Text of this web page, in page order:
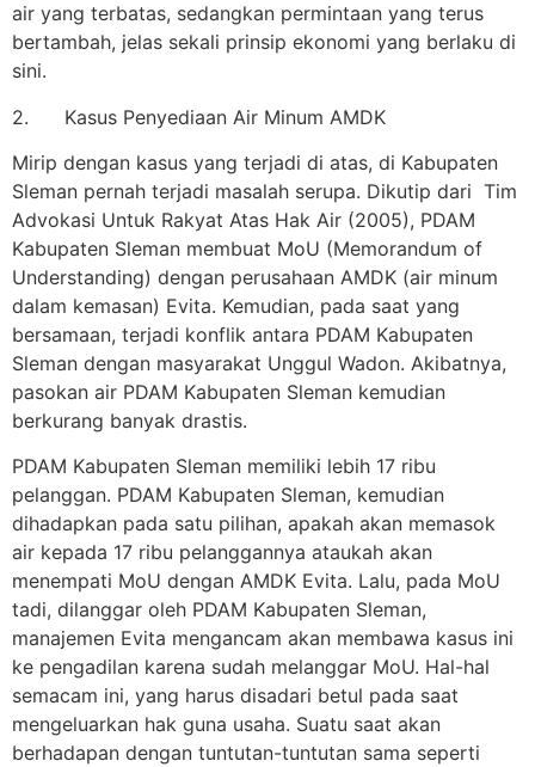
air yang terbatas, sedangkan permintaan yang terus
bertambah, jelas sekali prinsip ekonomi yang berlaku di
sini.
2. Kasus Penyediaan Air Minum AMDK
Mirip dengan kasus yang terjadi di atas, di Kabupaten
Sleman pernah terjadi masalah serupa. Dikutip dari Tim
Advokasi Untuk Rakyat Atas Hak Air (2005), PDAM
Kabupaten Sleman membuat MoU (Memorandum of
Understanding) dengan perusahaan AMDK (air minum
dalam kemasan) Evita. Kemudian, pada saat yang
bersamaan, terjadi konflik antara PDAM Kabupaten
Sleman dengan masyarakat Unggul Wadon. Akibatnya,
pasokan air PDAM Kabupaten Sleman kemudian
berkurang banyak drastis.
PDAM Kabupaten Sleman memiliki lebih 17 ribu
pelanggan. PDAM Kabupaten Sleman, kemudian
dihadapkan pada satu pilihan, apakah akan memasok
air kepada 17 ribu pelanggannya ataukah akan
menempati MoU dengan AMDK Evita. Lalu, pada MoU
tadi, dilanggar oleh PDAM Kabupaten Sleman,
manajemen Evita mengancam akan membawa kasus ini
ke pengadilan karena sudah melanggar MoU. Hal-hal
semacam ini, yang harus disadari betul pada saat
mengeluarkan hak guna usaha. Suatu saat akan
berhadapan dengan tuntutan-tuntutan sama seperti